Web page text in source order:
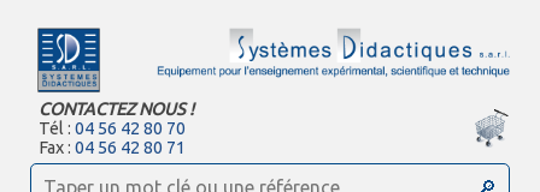
CONTACTEZ NOUS !
Tél :04 56 42 80 70
Fax :04 56 42 80 71